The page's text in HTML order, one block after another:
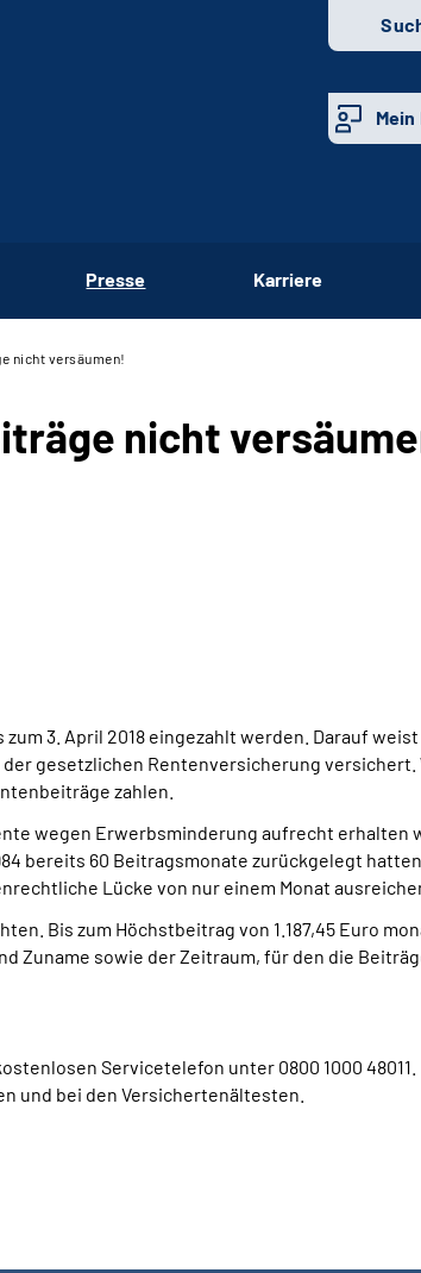
Presse Karriere
nicht versäumen!
nicht
3. April 2018 eingezahlt werden. Darauf
gesetzlichen Rentenversicherung
zahlen.
wegen Erwerbsminderung aufrecht erhalten
bereits 60 Beitragsmonate zurückgelegt
Lücke von nur einem Monat
Bis zum Höchstbeitrag von 1.187,45 Euro
Zuname sowie der Zeitraum, für den die
Servicetelefon unter 0800 1000 48011.
und bei den Versichertenältesten.